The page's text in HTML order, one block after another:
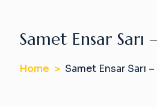
Samet Ensar Sarı
Home Samet Ensar Sarı